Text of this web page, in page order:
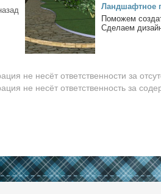
Ланд­шафт­ное
По­мо­жем
Сде­ла­ем
не несёт ответственности за
не несёт ответственность за